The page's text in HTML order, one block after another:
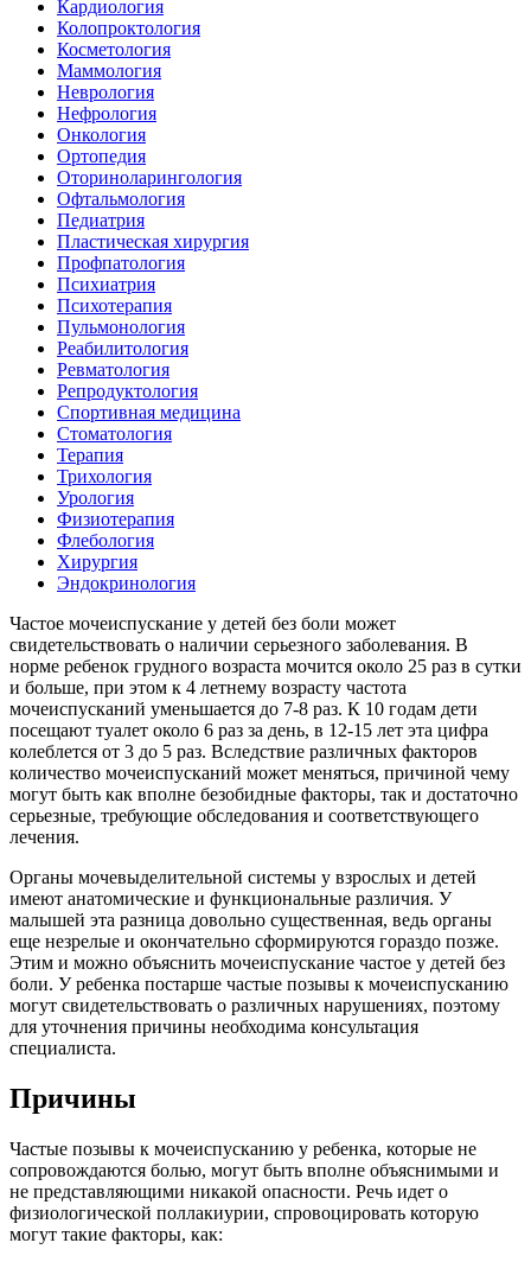
Кардиология
Колопроктология
Косметология
Маммология
Неврология
Нефрология
Онкология
Ортопедия
Оториноларингология
Офтальмология
Педиатрия
Пластическая хирургия
Профпатология
Психиатрия
Психотерапия
Пульмонология
Реабилитология
Ревматология
Репродуктология
Спортивная медицина
Стоматология
Терапия
Трихология
Урология
Физиотерапия
Флебология
Хирургия
Эндокринология
Частое мочеиспускание у детей без боли может
свидетельствовать о наличии серьезного заболевания. В
норме ребенок грудного возраста мочится около 25 раз в сутки
и больше, при этом к 4 летнему возрасту частота
мочеиспусканий уменьшается до 7-8 раз. К 10 годам дети
посещают туалет около 6 раз за день, в 12-15 лет эта цифра
колеблется от 3 до 5 раз. Вследствие различных факторов
количество мочеиспусканий может меняться, причиной чему
могут быть как вполне безобидные факторы, так и достаточно
серьезные, требующие обследования и соответствующего
лечения.
Органы мочевыделительной системы у взрослых и детей
имеют анатомические и функциональные различия. У
малышей эта разница довольно существенная, ведь органы
еще незрелые и окончательно сформируются гораздо позже.
Этим и можно объяснить мочеиспускание частое у детей без
боли. У ребенка постарше частые позывы к мочеиспусканию
могут свидетельствовать о различных нарушениях, поэтому
для уточнения причины необходима консультация
специалиста.
Причины
Частые позывы к мочеиспусканию у ребенка, которые не
сопровождаются болью, могут быть вполне объяснимыми и
не представляющими никакой опасности. Речь идет о
физиологической поллакиурии, спровоцировать которую
могут такие факторы, как: